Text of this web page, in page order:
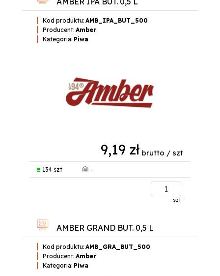
Kod produktu: AMB_IPA_BUT_500
Producent: Amber
Kategoria: Piwa
9,19 zł brutto / szt
134 szt -
szt
AMBER GRAND BUT. 0,5 L
Kod produktu: AMB_GRA_BUT_500
Producent: Amber
Kategoria: Piwa